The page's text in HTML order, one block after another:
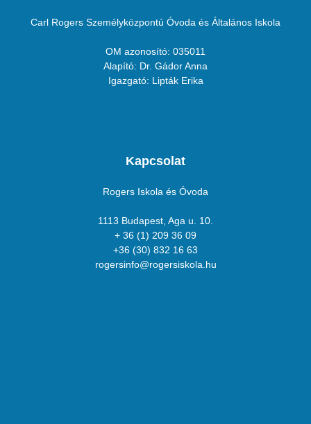
Carl Rogers Személyközpontú Óvoda és Általános Iskola
OM azonosító: 035011
Alapító: Dr. Gádor Anna
Igazgató: Lipták Erika
Kapcsolat
Rogers Iskola és Óvoda
1113 Budapest, Aga u. 10.
+ 36 (1) 209 36 09
+36 (30) 832 16 63
rogersinfo@rogersiskola.hu